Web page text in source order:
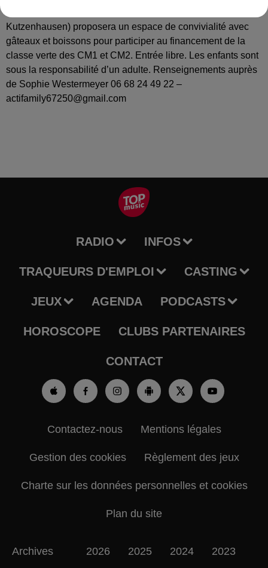
Kutzenhausen) proposera un espace de convivialité avec
gâteaux et boissons pour participer au financement de la
classe verte des CM1 et CM2. Entrée libre. Les enfants sont
sous la responsabilité d’un adulte. Renseignements auprès
de Sophie Westermeyer 06 68 24 49 22 –
actifamily67250@gmail.com
RADIO INFOS
TRAQUEURS D'EMPLOI CASTING
JEUX AGENDA PODCASTS
HOROSCOPE CLUBS PARTENAIRES
CONTACT
Contactez-nous Mentions légales
Gestion des cookies Règlement des jeux
Charte sur les données personnelles et cookies
Plan du site
Archives 2026 2025 2024 2023